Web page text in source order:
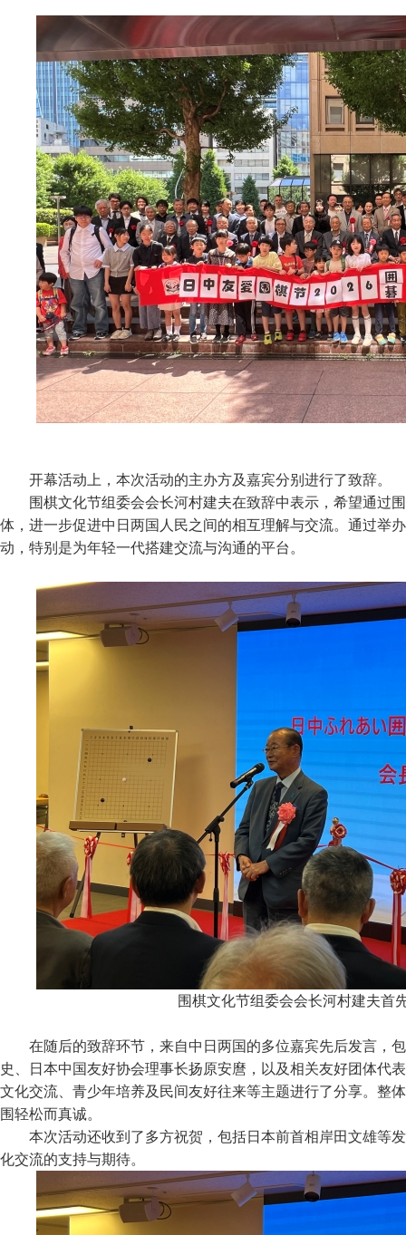
开幕活动上，本次活动的主办方及嘉宾分别进行了致辞。
围棋文化节组委会会长河村建夫在致辞中表示，希望通过
体，进一步促进中日两国人民之间的相互理解与交流。通过举
动，特别是为年轻一代搭建交流与沟通的平台。
围棋文化节组委会会长河村建夫首
在随后的致辞环节，来自中日两国的多位嘉宾先后发言，
史、日本中国友好协会理事长扬原安麿，以及相关友好团体代
文化交流、青少年培养及民间友好往来等主题进行了分享。整
围轻松而真诚。
本次活动还收到了多方祝贺，包括日本前首相岸田文雄等
化交流的支持与期待。